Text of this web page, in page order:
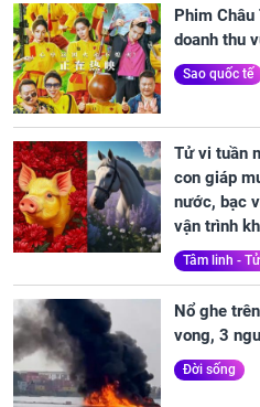
Phim
doanh thu
Sao quốc tế
Tử vi tuần
con giáp
nước, bạc
vận trình
Tâm linh -
Nổ ghe
vong, 3
Đời sống